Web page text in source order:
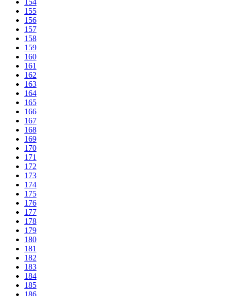
154
155
156
157
158
159
160
161
162
163
164
165
166
167
168
169
170
171
172
173
174
175
176
177
178
179
180
181
182
183
184
185